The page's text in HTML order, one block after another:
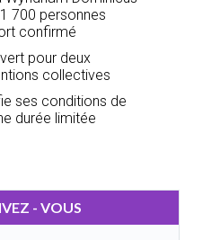
700 personnes
confirmé
pour deux
collectives
ses conditions de
durée limitée
- VOUS